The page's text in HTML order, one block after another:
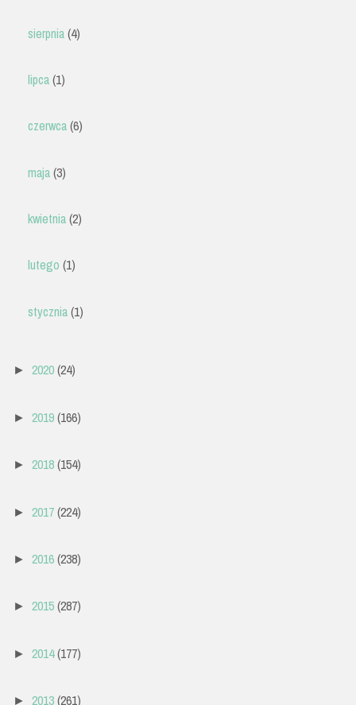
sierpnia(4)
lipca(1)
czerwca(6)
maja(3)
kwietnia(2)
lutego (1)
stycznia(1)
► 2020(24)
► 2019(166)
► 2018(154)
► 2017(224)
► 2016(238)
► 2015(287)
► 2014(177)
► 2013(261)